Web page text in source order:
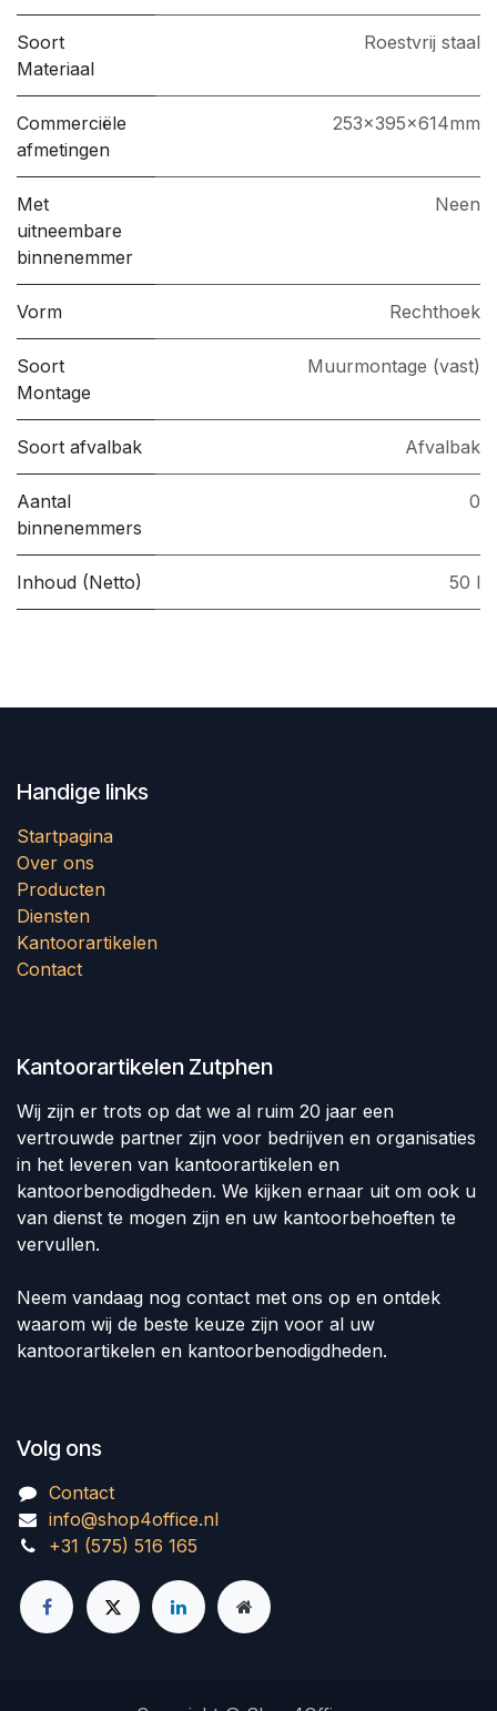
Soort
Materiaal
Roestvrij staal
Commerciële
afmetingen
253x395x614mm
Met
uitneembare
binnenemmer
Neen
Vorm Rechthoek
Soort
Montage
Muurmontage (vast)
Soort afvalbak Afvalbak
Aantal
binnenemmers
0
Inhoud (Netto) 50 l
Handige links
Startpagina
Over ons
Producten
Diensten
Kantoorartikelen
Contact
Kantoorartikelen Zutphen
Wij zijn er trots op dat we al ruim 20 jaar een
vertrouwde partner zijn voor bedrijven en organisaties
in het leveren van kantoorartikelen en
kantoorbenodigdheden. We kijken ernaar uit om ook u
van dienst te mogen zijn en uw kantoorbehoeften te
vervullen.
Neem vandaag nog contact met ons op en ontdek
waarom wij de beste keuze zijn voor al uw
kantoorartikelen en kantoorbenodigdheden.
Volg ons
Contact
info@shop4office.nl
+31 (575) 516 165